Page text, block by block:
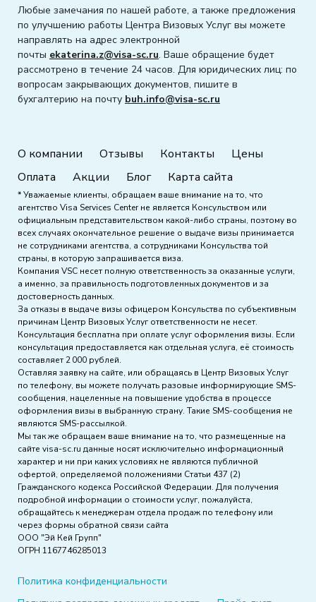
Любые замечания по нашей работе, а также предложения
по улучшению работы Центра Визовых Услуг вы можете
направлять на адрес электронной
почты ekaterina.z@visa-sc.ru. Ваше обращение будет
рассмотрено в течение 24 часов. Для юридических лиц: по
вопросам закрывающих документов, пишите в
бухгалтерию на почту buh.info@visa-sc.ru
О компании Отзывы Контакты
Цены
Оплата
Акции Блог Карта сайта
* Уважаемые клиенты, обращаем ваше внимание на то, что
агентство Visa Services Center не является Консульством или
официальным представительством какой-либо страны, поэтому во
всех случаях окончательное решение о выдаче визы принимается
не сотрудниками агентства, а сотрудниками Консульства той
страны, в которую запрашивается виза.
Компания VSC несет полную ответственность за оказанные услуги,
а именно, за правильность подготовленных документов и за
достоверность данных.
За отказы в выдаче визы офицером Консульства по субъективным
причинам Центр Визовых Услуг ответственности не несет.
Консультация бесплатна при оплате услуг оформления визы. Если
консультация предоставляется как отдельная услуга, её стоимость
составляет 2 000 рублей.
Оставляя заявку на сайте, или обращаясь в Центр Визовых Услуг
по телефону, вы можете получать разовые информирующие SMS-
сообщения, нацеленные на повышение удобства в процессе
оформления визы в выбранную страну. Такие SMS-сообщения не
являются SMS-рассылкой.
Мы так же обращаем ваше внимание на то, что размещенные на
сайте visa-sc.ru данные носят исключительно информационный
характер и ни при каких условиях не являются публичной
офертой, определяемой положениями Статьи 437 (2)
Гражданского кодекса Российской Федерации. Для получения
подробной информации о стоимости услуг, пожалуйста,
обращайтесь к менеджерам отдела продаж по телефону или
через формы обратной связи сайта
ООО "Эй Кей Групп"
ОГРН 1167746285013
Политика конфиденциальности